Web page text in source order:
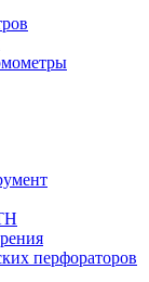
перфораторов